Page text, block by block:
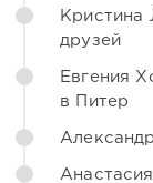
Кристина
друзей
Евгения
в Питер